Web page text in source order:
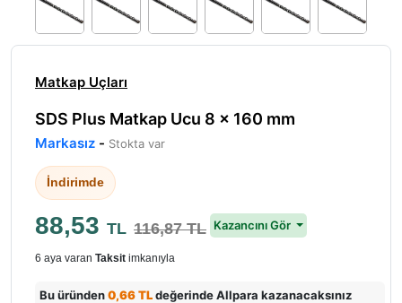
Matkap Uçları
SDS Plus Matkap Ucu 8 × 160 mm
Markasız - Stokta var
İndirimde
88,53 TL 116,87 TL Kazancını Gör
6 aya varan Taksit imkanıyla
Bu üründen0,66 TLdeğerinde Allpara kazanacaksınız